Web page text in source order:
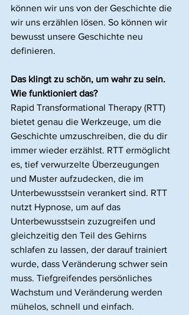
können wir uns von der Geschichte die
wir uns erzählen lösen. So können wir
bewusst unsere Geschichte neu
definieren.
Das klingt zu schön, um wahr zu sein.
Wie funktioniert das?
Rapid Transformational Therapy (RTT)
bietet genau die Werkzeuge, um die
Geschichte umzuschreiben, die du dir
immer wieder erzählst. RTT ermöglicht
es, tief verwurzelte Überzeugungen
und Muster aufzudecken, die im
Unterbewusstsein verankert sind. RTT
nutzt Hypnose, um auf das
Unterbewusstsein zuzugreifen und
gleichzeitig den Teil des Gehirns
schlafen zu lassen, der darauf trainiert
wurde, dass Veränderung schwer sein
muss. Tiefgreifendes persönliches
Wachstum und Veränderung werden
mühelos, schnell und einfach.